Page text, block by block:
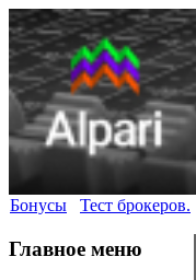
Бонусы Тест брокеров.
Главное меню